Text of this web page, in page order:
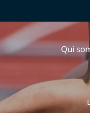
Qui